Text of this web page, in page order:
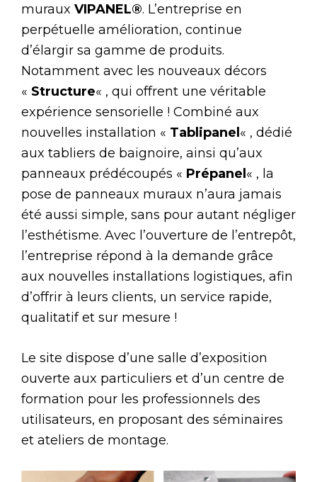
muraux VIPANEL®. L’entreprise en
perpétuelle amélioration, continue
d’élargir sa gamme de produits.
Notamment avec les nouveaux décors
« Structure« , qui offrent une véritable
expérience sensorielle ! Combiné aux
nouvelles installation « Tablipanel « , dédié
aux tabliers de baignoire, ainsi qu’aux
panneaux prédécoupés « Prépanel « , la
pose de panneaux muraux n’aura jamais
été aussi simple, sans pour autant négliger
l’esthétisme. Avec l’ouverture de l’entrepôt,
l’entreprise répond à la demande grâce
aux nouvelles installations logistiques, afin
d’offrir à leurs clients, un service rapide,
qualitatif et sur mesure !
Le site dispose d’une salle d’exposition
ouverte aux particuliers et d’un centre de
formation pour les professionnels des
utilisateurs, en proposant des séminaires
et ateliers de montage.